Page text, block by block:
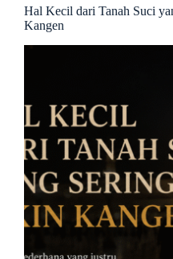
Hal Kecil dari Tanah Suci
Kangen